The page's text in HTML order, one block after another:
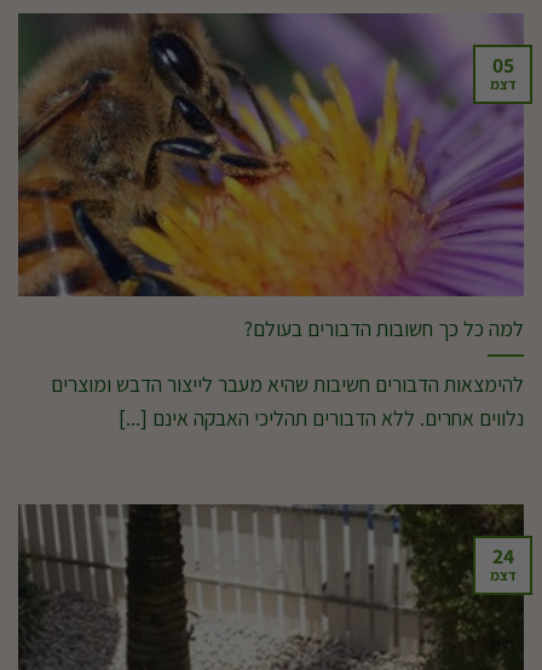
למה כל כך חשובות הדבורים בעולם?
להימצאות הדבורים חשיבות שהיא מעבר לייצור הדבש ומוצרים
נלווים אחרים. ללא הדבורים תהליכי האבקה אינם [...]
05
דצמ
24
דצמ